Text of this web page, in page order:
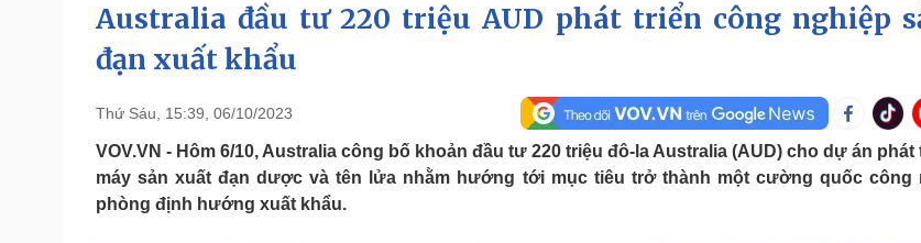
Nhận diện sự thật
Dấu ấn VOV
Infographic
Pháp luật
Tin nóng
Tư vấn luật
Việt Nam
Phân tích
Thể thao
Lịch thi đấu bóng đá
Thế giới thể thao
Ô tô - Xe máy
Xe máy
Tư vấn
Australia đầu tư 220 triệu AUD phát triển công nghiệp
đạn xuất khẩu
Thứ Sáu, 15:39, 06/10/2023
VOV.VN - Hôm 6/10, Australia công bố khoản đầu tư 220 triệu đô-la Australia (AUD) cho dự án phát
máy sản xuất đạn dược và tên lửa nhằm hướng tới mục tiêu trở thành một cường quốc công
phòng định hướng xuất khẩu.